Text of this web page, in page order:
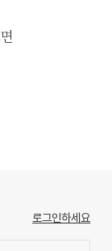
로그인하세요